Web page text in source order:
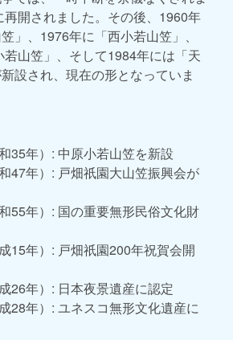
再開されました。その後、1960年
」、1976年に「西小若山笠」、
山笠」、そして1984年には「天
設され、現在の形となっていま
35年）: 中原小若山笠を新設
47年）: 戸畑祇󠄀園大山笠振興会が
55年）: 国の重要無形民俗文化財
15年）: 戸畑祇園200年祝賀会開
26年）: 日本夜景遺産に認定
28年）: ユネスコ無形文化遺産に